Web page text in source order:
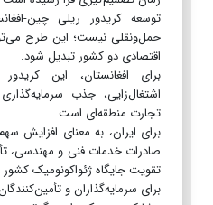
توسعه کریدور ریلی چین-
حمل‌ونقلی نیست؛ این طرح
اقتصادی دو کشور تبدیل شود.
برای افغانستان، این
اشتغال‌زایی، جذب
تجارت منطقه‌ای است.
برای ایران، به معنای افزایش
صادرات خدمات فنی و مهندسی،
تقویت جایگاه ژئواکونومیک
برای سرمایه‌گذاران و